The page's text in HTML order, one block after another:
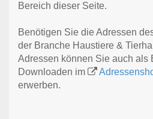
Bereich dieser Seite.
Benötigen Sie die Adressen
der Branche Haustiere &
Adressen können Sie auch als
Downloaden im
erwerben.